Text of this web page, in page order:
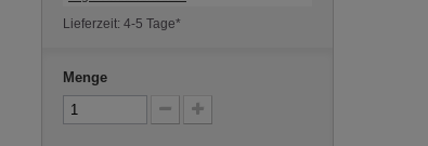
Lieferzeit: 4-5 Tage*
Menge